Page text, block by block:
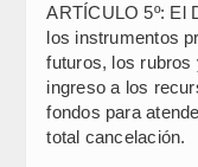
ARTÍCULO 5º: El
los instrumentos
futuros, los rubros
ingreso a los
fondos para
total cancelación.